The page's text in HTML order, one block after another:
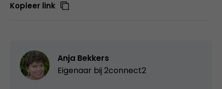
Kopieer link
Anja Bekkers
Eigenaar bij 2connect2